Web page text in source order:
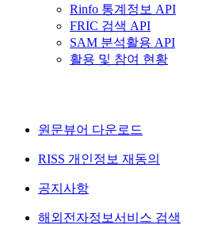
Rinfo 통계정보 API
FRIC 검색 API
SAM 분석활용 API
활용 및 참여 현황
원문뷰어 다운로드
RISS 개인정보 재동의
공지사항
해외전자정보서비스 검색